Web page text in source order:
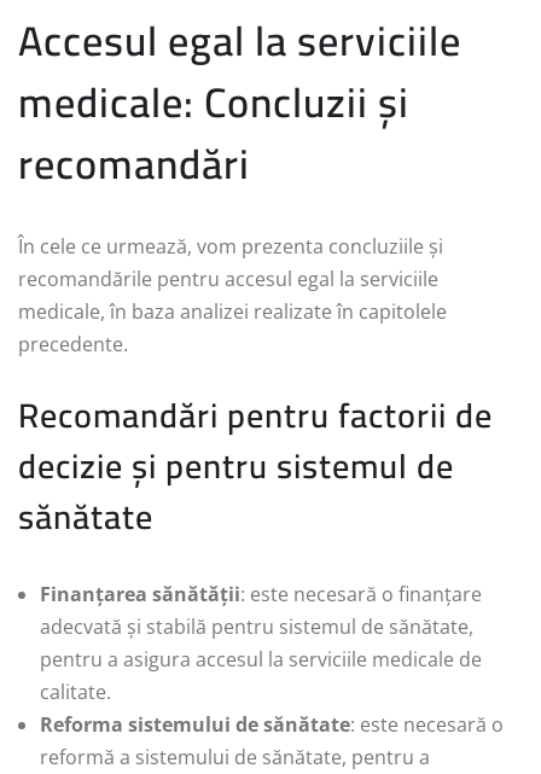
Accesul egal la serviciile
medicale: Concluzii și
recomandări
În cele ce urmează, vom prezenta concluziile și
recomandările pentru accesul egal la serviciile
medicale, în baza analizei realizate în capitolele
precedente.
Recomandări pentru factorii de
decizie și pentru sistemul de
sănătate
Finanțarea sănătății: este necesară o finanțare
adecvată și stabilă pentru sistemul de sănătate,
pentru a asigura accesul la serviciile medicale de
calitate.
Reforma sistemului de sănătate: este necesară o
reformă a sistemului de sănătate, pentru a